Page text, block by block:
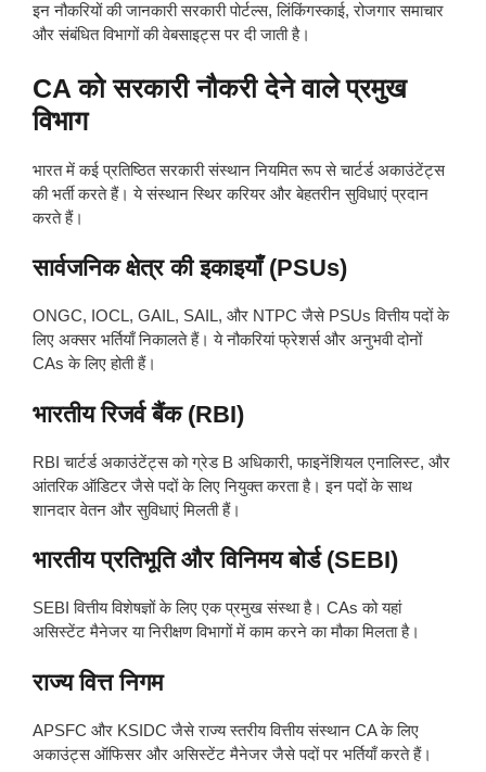
इन नौकरियों की जानकारी सरकारी पोर्टल्स, लिंकिंगस्काई, रोजगार समाचार
और संबंधित विभागों की वेबसाइट्स पर दी जाती है।
CA को सरकारी नौकरी देने वाले प्रमुख
विभाग
भारत में कई प्रतिष्ठित सरकारी संस्थान नियमित रूप से चार्टर्ड अकाउंटेंट्स
की भर्ती करते हैं। ये संस्थान स्थिर करियर और बेहतरीन सुविधाएं प्रदान
करते हैं।
सार्वजनिक क्षेत्र की इकाइयाँ (PSUs)
ONGC, IOCL, GAIL, SAIL, और NTPC जैसे PSUs वित्तीय पदों के
लिए अक्सर भर्तियाँ निकालते हैं। ये नौकरियां फ्रेशर्स और अनुभवी दोनों
CAs के लिए होती हैं।
भारतीय रिजर्व बैंक (RBI)
RBI चार्टर्ड अकाउंटेंट्स को ग्रेड B अधिकारी, फाइनेंशियल एनालिस्ट, और
आंतरिक ऑडिटर जैसे पदों के लिए नियुक्त करता है। इन पदों के साथ
शानदार वेतन और सुविधाएं मिलती हैं।
भारतीय प्रतिभूति और विनिमय बोर्ड (SEBI)
SEBI वित्तीय विशेषज्ञों के लिए एक प्रमुख संस्था है। CAs को यहां
असिस्टेंट मैनेजर या निरीक्षण विभागों में काम करने का मौका मिलता है।
राज्य वित्त निगम
APSFC और KSIDC जैसे राज्य स्तरीय वित्तीय संस्थान CA के लिए
अकाउंट्स ऑफिसर और असिस्टेंट मैनेजर जैसे पदों पर भर्तियाँ करते हैं।